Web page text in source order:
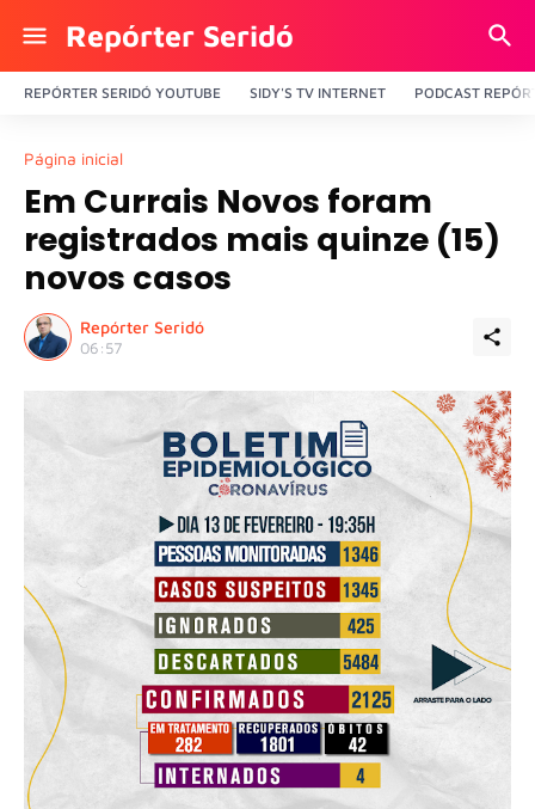
Repórter Seridó
REPÓRTER SERIDÓ YOUTUBE SIDY'S TV INTERNET PODCAST
Página inicial
Em Currais Novos foram
registrados mais quinze (15)
novos casos
Repórter Seridó
06:57